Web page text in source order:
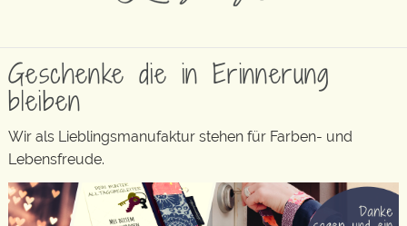
Geschenke die in Erinnerung
bleiben
Wir als Lieblingsmanufaktur stehen für Farben- und
Lebensfreude.